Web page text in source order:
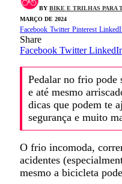
BY BIKE E TRILHAS PARA
MARÇO DE 2024
Facebook Twitter Pinterest
Share
Facebook Twitter
Pedalar no frio
e até mesmo
dicas que podem te
segurança e muito
O frio incomoda,
acidentes
mesmo a bicicleta